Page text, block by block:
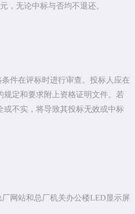
，无论中标与否均不退还。
件在评标时进行审查。投标人应在
规定和要求附上资格证明文件。若
或不实，将导致其投标无效或中标
网站和总厂机关办公楼LED显示屏